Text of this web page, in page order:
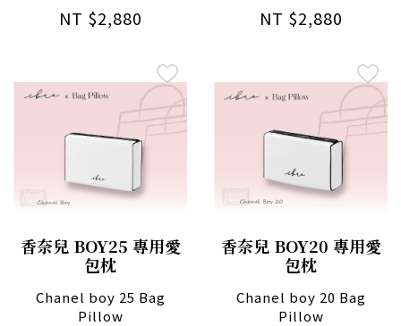
NT $2,880 NT $2,880
香奈兒 BOY25 專用愛
包枕
Chanel boy 25 Bag
Pillow
香奈兒 BOY20 專用愛
包枕
Chanel boy 20 Bag
Pillow